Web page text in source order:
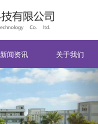
新闻资讯 关于我们